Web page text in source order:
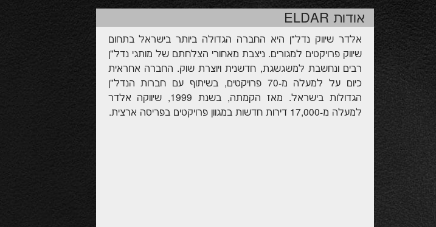
אודות ELDAR
אלדר שיווק נדל"ן היא החברה הגדולה ביותר בישראל בתחום
שיווק פרויקטים למגורים. ניצבת מאחורי הצלחתם של מותגי נדל"ן
רבים ונחשבת למשגשגת, חדשנית ויוצרת שוק. החברה אחראית
כיום על למעלה מ-70 פרויקטים, בשיתוף עם חברות הנדל"ן
הגדולות בישראל. מאז הקמתה, בשנת 1999, שיווקה אלדר
למעלה מ-17,000 דירות חדשות במגוון פרויקטים בפריסה ארצית.